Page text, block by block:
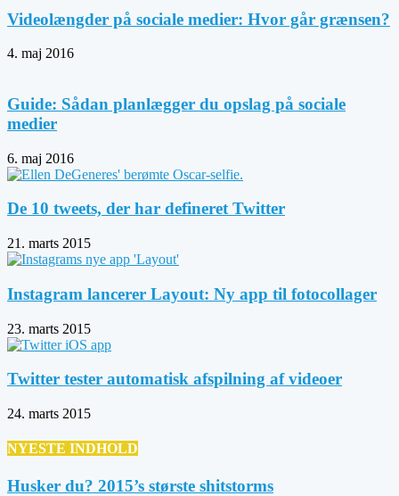
Videolængder på sociale medier: Hvor går grænsen?
4. maj 2016
Guide: Sådan planlægger du opslag på sociale
medier
6. maj 2016
De 10 tweets, der har defineret Twitter
21. marts 2015
Instagram lancerer Layout: Ny app til fotocollager
23. marts 2015
Twitter tester automatisk afspilning af videoer
24. marts 2015
NYESTE INDHOLD
Husker du? 2015’s største shitstorms